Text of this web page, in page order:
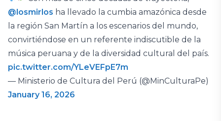
@losmirlos ha llevado la cumbia amazónica desde
la región San Martín a los escenarios del mundo,
convirtiéndose en un referente indiscutible de la
música peruana y de la diversidad cultural del país.
pic.twitter.com/YLeVEFpE7m
— Ministerio de Cultura del Perú (@MinCulturaPe)
January 16, 2026